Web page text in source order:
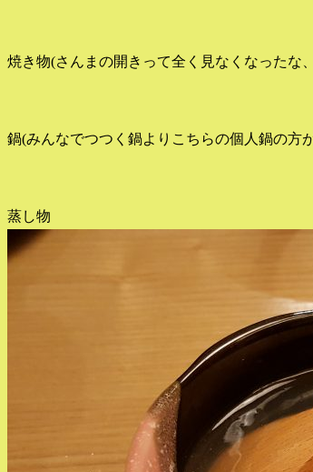
焼き物(さんまの開きって全く見なくなったな
鍋(みんなでつつく鍋よりこちらの個人鍋の方
蒸し物